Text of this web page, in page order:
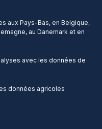
aux Pays-Bas, en Belgique,
au Danemark et en
avec les données de
données agricoles